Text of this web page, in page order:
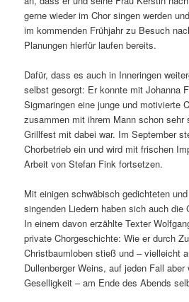
gerne wieder im Chor singen werden
im kommenden Frühjahr zu Besuch
Planungen hierfür laufen bereits.
Dafür, dass es auch in Inneringen
selbst gesorgt: Er konnte mit Johanna
Sigmaringen eine junge und motivierte
zusammen mit ihrem Mann schon sehr
Grillfest mit dabei war. Im September
Chorbetrieb ein und wird mit frischen
Arbeit von Stefan Fink fortsetzen.
Mit einigen schwäbisch gedichteten
singenden Liedern haben sich auch die
In einem davon erzählte Texter
private Chorgeschichte: Wie er durch
Christbaumloben stieß und – vielleicht
Dullenberger Weins, auf jeden Fall aber
Geselligkeit – am Ende des Abends